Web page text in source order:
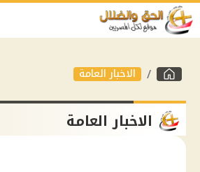
الاخبار العامة
الاخبار العامة